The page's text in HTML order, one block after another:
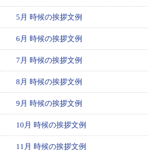
5月 時候の挨拶文例
6月 時候の挨拶文例
7月 時候の挨拶文例
8月 時候の挨拶文例
9月 時候の挨拶文例
10月 時候の挨拶文例
11月 時候の挨拶文例